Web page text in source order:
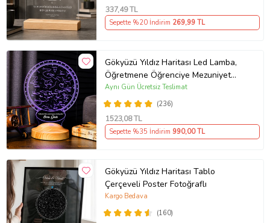
337,49 TL
Sepette %20 İndirim 269,99 TL
Gökyüzü Yıldız Haritası Led Lamba,
Öğretmene Öğrenciye Mezuniyet
Hediyesi, Horoskop Astroloji
Haritası, Sevgiliye Hediye, Özel Gün
Hediyesi Kişiye Özel İsimli Led
Lamba
(236)
Aynı Gün Ücretsiz Teslimat
1523,08 TL
Sepette %35 İndirim 990,00 TL
Gökyüzü Yıldız Haritası Tablo
Çerçeveli Poster Fotoğraflı
(160)
Kargo Bedava